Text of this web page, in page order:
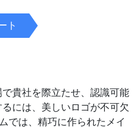
ト
貴社を際立たせ、認識可能
には、美しいロゴが不可欠
では、精巧に作られたメイ